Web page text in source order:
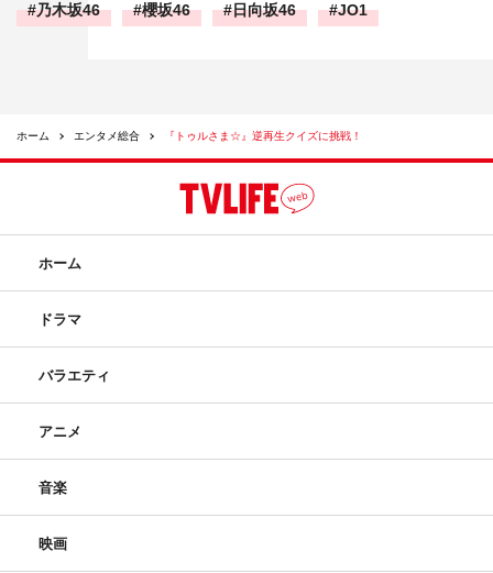
乃木坂46 櫻坂46 日向坂46 JO1
ホーム エンタメ総合 『トゥルさま☆』逆再生クイズに挑戦！
ホーム
ドラマ
バラエティ
アニメ
音楽
映画